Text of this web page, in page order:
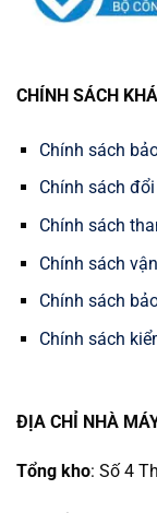
CHÍNH SÁCH
Chính sách
Chính sách
Chính sách
Chính sách
Chính sách
Chính sách
ĐỊA CHỈ NHÀ
Tổng kho: Số 4